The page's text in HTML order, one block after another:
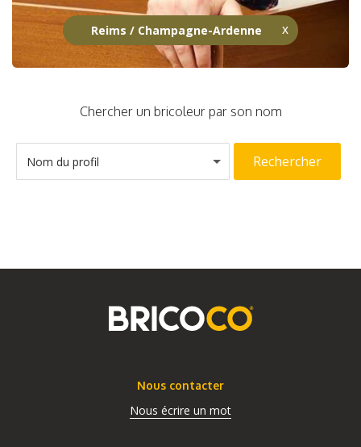
Reims / Champagne-Ardenne
Chercher un bricoleur par son nom
Nom du profil Rechercher
Nous contacter
Nous écrire un mot